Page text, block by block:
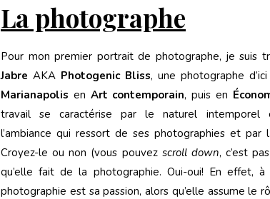
La photographe
Pour mon premier portrait de photographe, je suis
Jabre AKA Photogenic Bliss, une photographe
Marianapolis en Art contemporain, puis en
travail se caractérise par le naturel intemporel
l’ambiance qui ressort de ses photographies et
Croyez-le ou non (vous pouvez scroll down, c’est
qu’elle fait de la photographie. Oui-oui! En effet,
photographie est sa passion, alors qu’elle assume le